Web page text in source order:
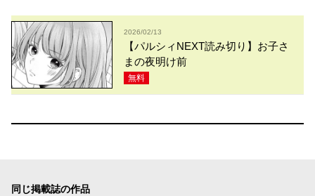
2026/02/13
【パルシィNEXT読み切り】お子さ
まの夜明け前
無料
同じ掲載誌の作品